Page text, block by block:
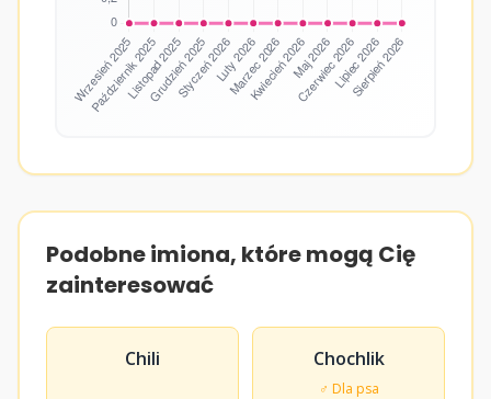
Podobne imiona, które mogą Cię
zainteresować
Chili Chochlik
♂ Dla psa